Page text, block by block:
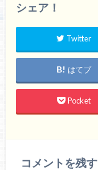
シェア！
Twitter
はてブ
Pocket
コメントを残す